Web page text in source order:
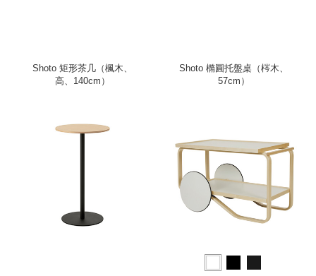
Shoto 矩形茶几（楓木、
高、140cm）
Shoto 橢圓托盤桌（梣木、
57cm）